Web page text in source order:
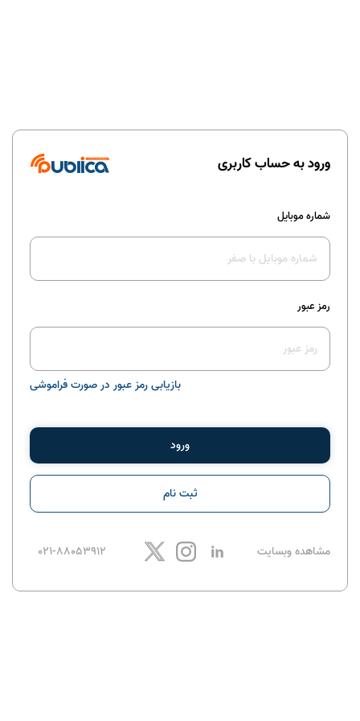
ورود به حساب کاربری
شماره موبایل
رمز عبور
بازیابی رمز عبور در صورت فراموشی
ورود
ثبت نام
مشاهده وبسایت 021-88053912